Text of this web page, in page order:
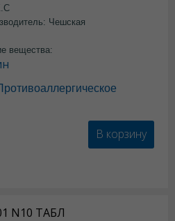
Чешская
вещества:
В корзину
N10 ТАБЛ